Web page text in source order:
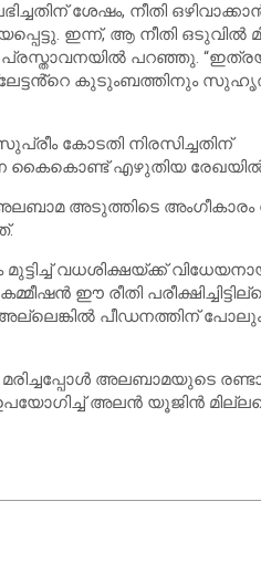
ശേഷം, നീതി
ഇന്ന്, ആ നീതി ഒടുവിൽ
പ്രസ്താവനയിൽ പറഞ്ഞു.
ക്ലേട്ടൻ്റെ കുടുംബത്തിനും
കോടതി നിരസിച്ചതിന്
കൈകൊണ്ട് എഴുതിയ രേഖയിൽ
അടുത്തിടെ
വധശിക്ഷയ്ക്ക്
ഈ രീതി
പീഡനത്തിന് പോലും
അലബാമയുടെ
അലൻ യൂജിൻ